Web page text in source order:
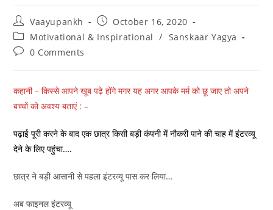
Post
author:
Vaayupankh
Post
published:
October 16, 2020
Post
category:
Motivational & Inspirational / Sanskaar Yagya
Post0 Comments
कहानी – किस्से आपने खूब पढ़े होंगे मगर यह अगर आपके मर्म को छू जाए तो अपने
बच्चों को अवश्य बताएं : –
पढ़ाई पूरी करने के बाद एक छात्र किसी बड़ी कंपनी में नौकरी पाने की चाह में इंटरव्यू
देने के लिए पहुंचा….
छात्र ने बड़ी आसानी से पहला इंटरव्यू पास कर लिया…
अब फाइनल इंटरव्यू